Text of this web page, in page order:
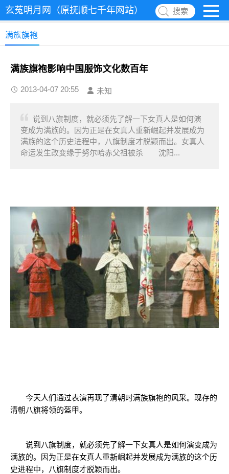
玄菟明月网（原抚顺七千年网站） 搜索
满族旗袍
满族旗袍影响中国服饰文化数百年
2013-04-07 20:55 未知
说到八旗制度，就必须先了解一下女真人是如何演
变成为满族的。因为正是在女真人重新崛起并发展成为
满族的这个历史进程中，八旗制度才脱颖而出。女真人
命运发生改变缘于努尔哈赤父祖被杀 沈阳...
今天人们通过表演再现了清朝时满族旗袍的风采。现存的
清朝八旗将领的盔甲。
说到八旗制度，就必须先了解一下女真人是如何演变成为
满族的。因为正是在女真人重新崛起并发展成为满族的这个历
史进程中，八旗制度才脱颖而出。